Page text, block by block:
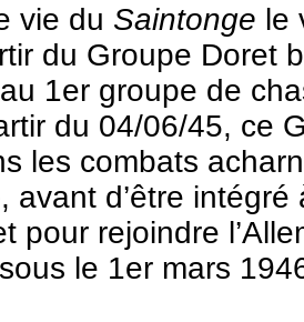
vie du Saintonge le
du Groupe Doret
1er groupe de
du 04/06/45, ce
les combats
avant d’être
pour rejoindre
le 1er mars